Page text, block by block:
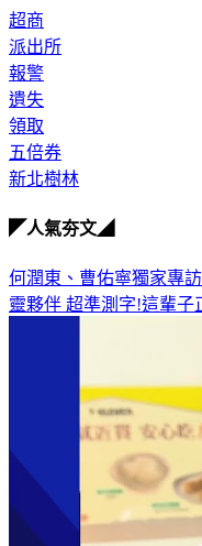
超商
派出所
報警
遺失
領取
五倍券
新北樹林
◤人氣夯文◢
何潤東、曹佑寧獨家專
靈夥伴 超準測字!這輩子